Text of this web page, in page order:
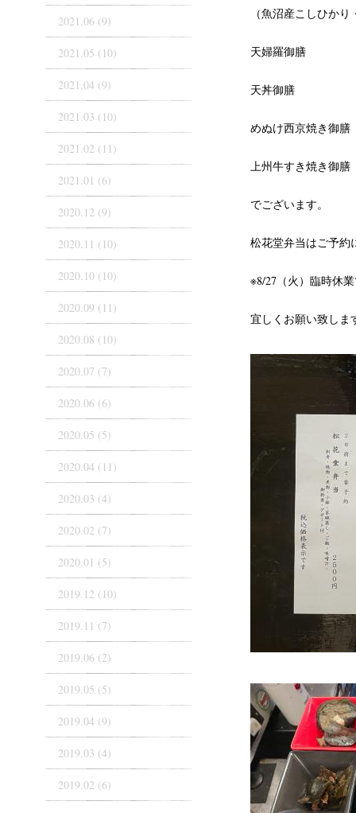
（魚沼産こしひか
天婦羅御膳
天丼御膳
めぬけ西京焼き御膳
上州牛すき焼き御膳
でございます。
松花堂弁当はご予約
※8/27（火）臨時休
宜しくお願い致しま
2021.06 (9)
2021.05 (10)
2021.04 (9)
2021.03 (10)
2021.02 (11)
2021.01 (6)
2020.12 (9)
2020.11 (10)
2020.10 (10)
2020.09 (11)
2020.08 (10)
2020.07 (7)
2020.06 (6)
2020.05 (5)
2020.04 (11)
2020.03 (4)
2020.02 (7)
2020.01 (5)
2019.12 (10)
2019.11 (7)
2019.06 (2)
2019.05 (5)
2019.04 (9)
2019.03 (4)
2019.02 (6)